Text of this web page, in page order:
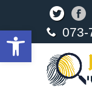
פתח סרגל נגישות